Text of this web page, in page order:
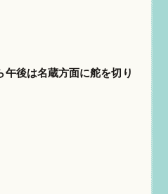
午後は名蔵方面に舵を切り